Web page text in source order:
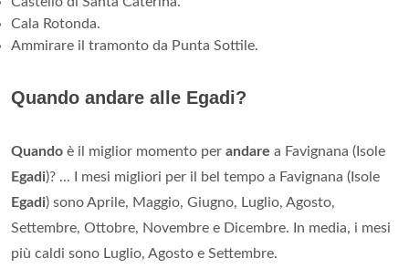
Cala Rotonda.
Ammirare il tramonto da Punta Sottile.
Quando andare alle Egadi?
Quando è il miglior momento per andare a Favignana (Isole
Egadi)? ... I mesi migliori per il bel tempo a Favignana (Isole
Egadi) sono Aprile, Maggio, Giugno, Luglio, Agosto,
Settembre, Ottobre, Novembre e Dicembre. In media, i mesi
più caldi sono Luglio, Agosto e Settembre.